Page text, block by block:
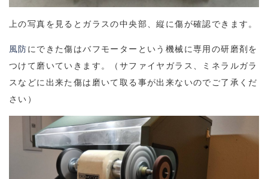
上の写真を見るとガラスの中央部、縦に傷が確認できます。
風防にできた傷はバフモーターという機械に専用の研磨剤を
つけて磨いていきます。（サファイヤガラス、ミネラルガラ
スなどに出来た傷は磨いて取る事が出来ないのでご了承くだ
さい）